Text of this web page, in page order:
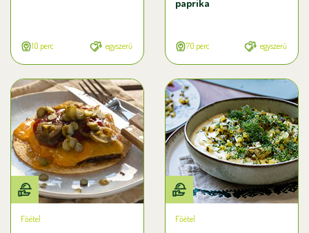
10 perc egyszerű
paprika
70 perc egyszerű
Főétel Főétel